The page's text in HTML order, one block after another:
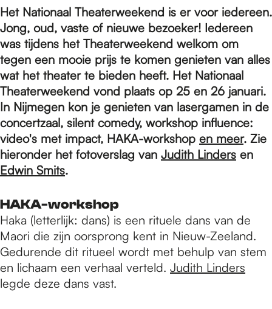
m
e
p
a
e
Het Nationaal Theaterweekend is er voor iedereen.
Jong, oud, vaste of nieuwe bezoeker! Iedereen
was tijdens het Theaterweekend welkom om
tegen een mooie prijs te komen genieten van alles
wat het theater te bieden heeft. Het Nationaal
Theaterweekend vond plaats op 25 en 26 januari.
In Nijmegen kon je genieten van lasergamen in de
concertzaal, silent comedy, workshop influence:
video's met impact, HAKA-workshop en meer. Zie
hieronder het fotoverslag van Judith Linders en
Edwin Smits.
HAKA-workshop
Haka (letterlijk: dans) is een rituele dans van de
Maori die zijn oorsprong kent in Nieuw-Zeeland.
Gedurende dit ritueel wordt met behulp van stem
en lichaam een verhaal verteld. Judith Linders
legde deze dans vast.